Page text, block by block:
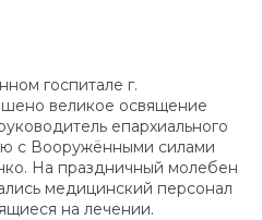
госпитале г.
великое освящение
епархиального
с Вооружёнными силами
На праздничный молебен
медицинский персонал
на лечении.